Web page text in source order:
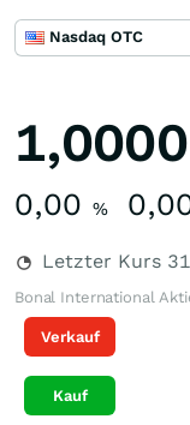
Nasdaq OTC
1,0000
0,00 %
Letzter Kurs
Bonal International
Verkauf
Kauf